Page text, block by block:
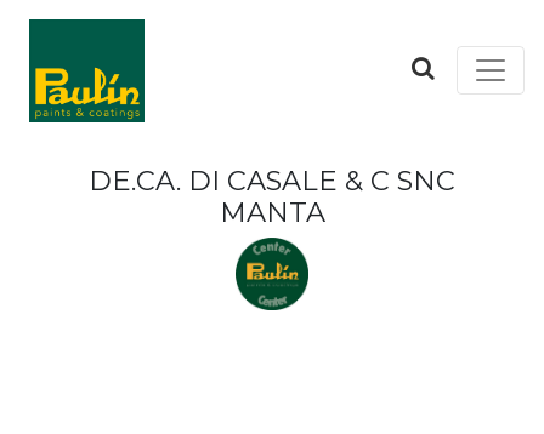
DE.CA. DI CASALE & C SNC
MANTA